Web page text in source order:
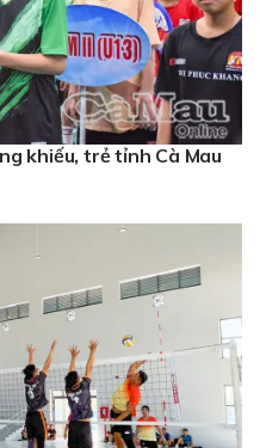
khiếu, trẻ tỉnh Cà Mau